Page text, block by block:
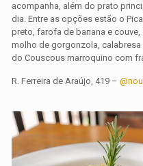
acompanha, além do prato
dia. Entre as opções estão o
preto, farofa de banana e
molho de gorgonzola,
do Couscous marroquino com
R. Ferreira de Araújo, 419 –